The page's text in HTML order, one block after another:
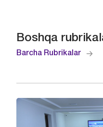
Boshqa
Barcha Rubrikalar